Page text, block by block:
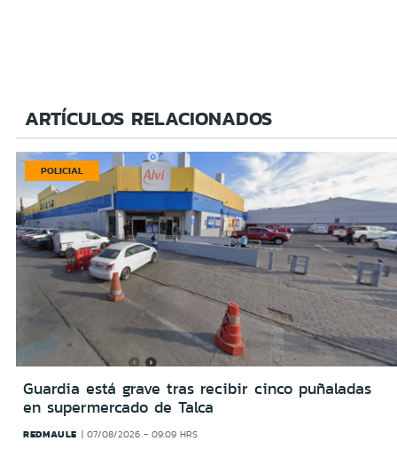
ARTÍCULOS RELACIONADOS
POLICIAL
Guardia está grave tras recibir cinco puñaladas
en supermercado de Talca
REDMAULE 07/08/2026 - 09:09 HRS